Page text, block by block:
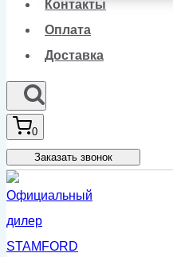
Контакты
Оплата
Доставка
0
Заказать звонок